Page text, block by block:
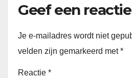
Geef een reactie
Je e-mailadres wordt niet
velden zijn gemarkeerd met*
Reactie *